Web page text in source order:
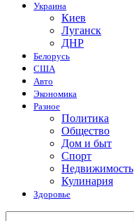
Украина
Киев
Луганск
ДНР
Белорусь
США
Авто
Экономика
Разное
Политика
Общество
Дом и быт
Спорт
Недвижимость
Кулинария
Здоровье